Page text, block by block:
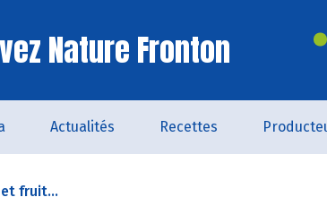
Nature Fronton
Actualités Recettes
et fruit...